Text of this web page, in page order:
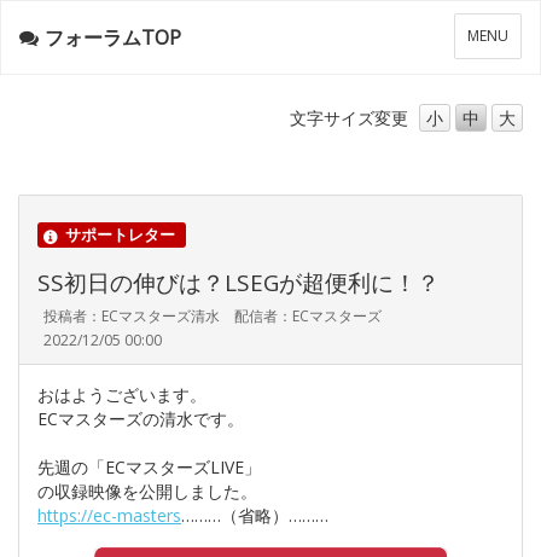
メ
ニ
ー
MENU
フォーラムTOP
文字サイズ変更 小 中 大
サポートレター
SS初日の伸びは？LSEGが超便利に！？
投稿者：ECマスターズ清水 配信者：ECマスターズ
2022/12/05 00:00
おはようございます。
ECマスターズの清水です。
先週の「ECマスターズLIVE」
の収録映像を公開しました。
https://ec-masters………（省略）………